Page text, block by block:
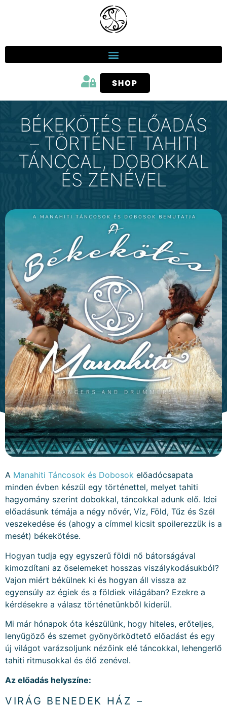
SHOP
BÉKEKÖTÉS ELŐADÁS
– TÖRTÉNET TAHITI
TÁNCCAL, DOBOKKAL
ÉS ZENÉVEL
A Manahiti Táncosok és Dobosok előadócsapata
minden évben készül egy történettel, melyet tahiti
hagyomány szerint dobokkal, táncokkal adunk elő. Idei
előadásunk témája a négy nővér, Víz, Föld, Tűz és Szél
veszekedése és (ahogy a címmel kicsit spoilerezzük is a
mesét) békekötése.
Hogyan tudja egy egyszerű földi nő bátorságával
kimozdítani az őselemeket hosszas viszálykodásukból?
Vajon miért békülnek ki és hogyan áll vissza az
egyensúly az égiek és a földiek világában? Ezekre a
kérdésekre a válasz történetünkből kiderül.
Mi már hónapok óta készülünk, hogy hiteles, erőteljes,
lenyűgöző és szemet gyönyörködtető előadást és egy
új világot varázsoljunk nézőink elé táncokkal, lehengerlő
tahiti ritmusokkal és élő zenével.
Az előadás helyszíne:
VIRÁG BENEDEK HÁZ –